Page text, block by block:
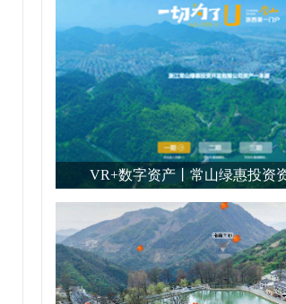
VR+数字资产丨常山绿惠投资